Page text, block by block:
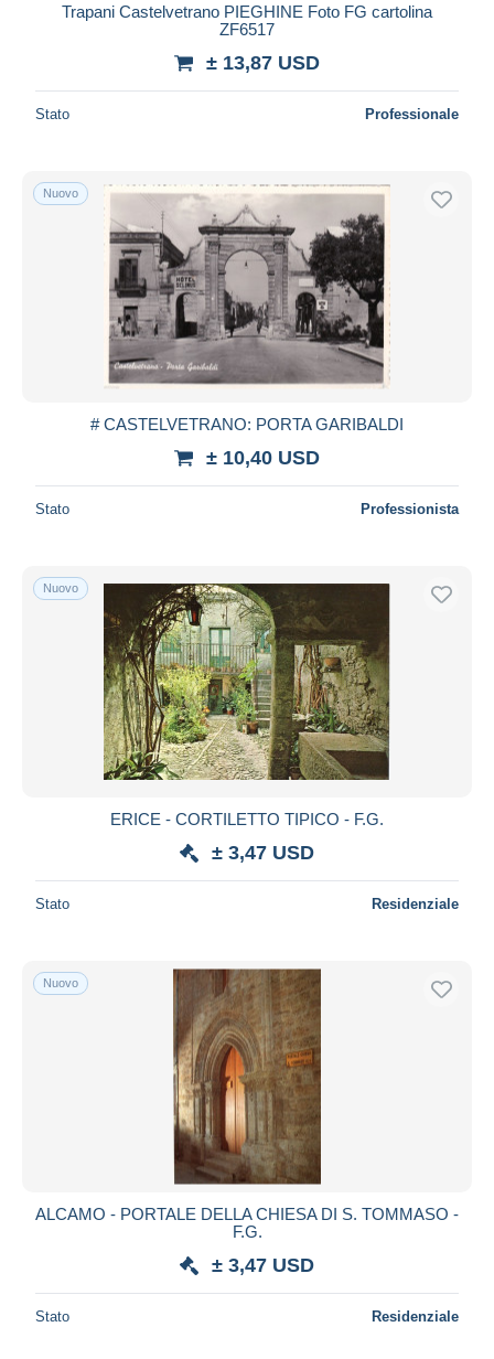
Trapani Castelvetrano PIEGHINE Foto FG cartolina
ZF6517
± 13,87 USD
Stato Professionale
Nuovo
# CASTELVETRANO: PORTA GARIBALDI
± 10,40 USD
Stato Professionista
Nuovo
ERICE - CORTILETTO TIPICO - F.G.
± 3,47 USD
Stato Residenziale
Nuovo
ALCAMO - PORTALE DELLA CHIESA DI S. TOMMASO -
F.G.
± 3,47 USD
Stato Residenziale